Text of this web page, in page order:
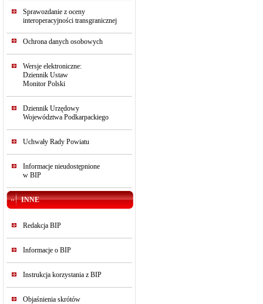
Sprawozdanie z oceny
interoperacyjności transgranicznej
Ochrona danych osobowych
Wersje elektroniczne:
Dziennik Ustaw
Monitor Polski
Dziennik Urzędowy
Województwa Podkarpackiego
Uchwały Rady Powiatu
Informacje nieudostępnione
w BIP
INNE
Redakcja BIP
Informacje o BIP
Instrukcja korzystania z BIP
Objaśnienia skrótów